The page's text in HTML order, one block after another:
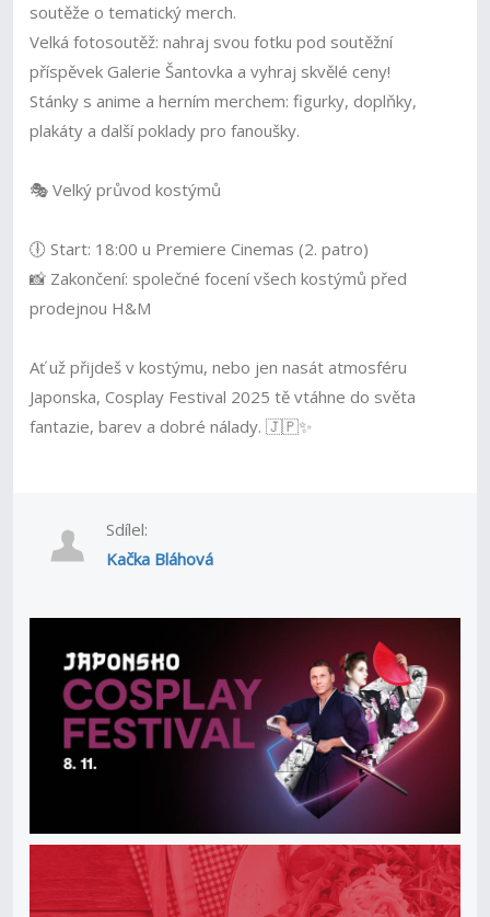
soutěže o tematický merch.
Velká fotosoutěž: nahraj svou fotku pod soutěžní
příspěvek Galerie Šantovka a vyhraj skvělé ceny!
Stánky s anime a herním merchem: figurky, doplňky,
plakáty a další poklady pro fanoušky.
🎭 Velký průvod kostýmů
🕕 Start: 18:00 u Premiere Cinemas (2. patro)
📸 Zakončení: společné focení všech kostýmů před
prodejnou H&M
Ať už přijdeš v kostýmu, nebo jen nasát atmosféru
Japonska, Cosplay Festival 2025 tě vtáhne do světa
fantazie, barev a dobré nálady. 🇯🇵✨
Sdílel:
Kačka Bláhová